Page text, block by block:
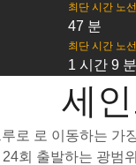
최단 시간 노선
47 분
최단 시간 노선
1 시간 9 분
세
로 로 이동하는 가
회 출발하는 광범